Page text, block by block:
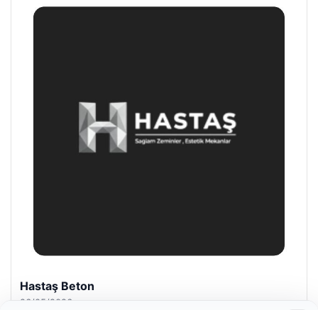
Hastaş Beton
26/05/2026